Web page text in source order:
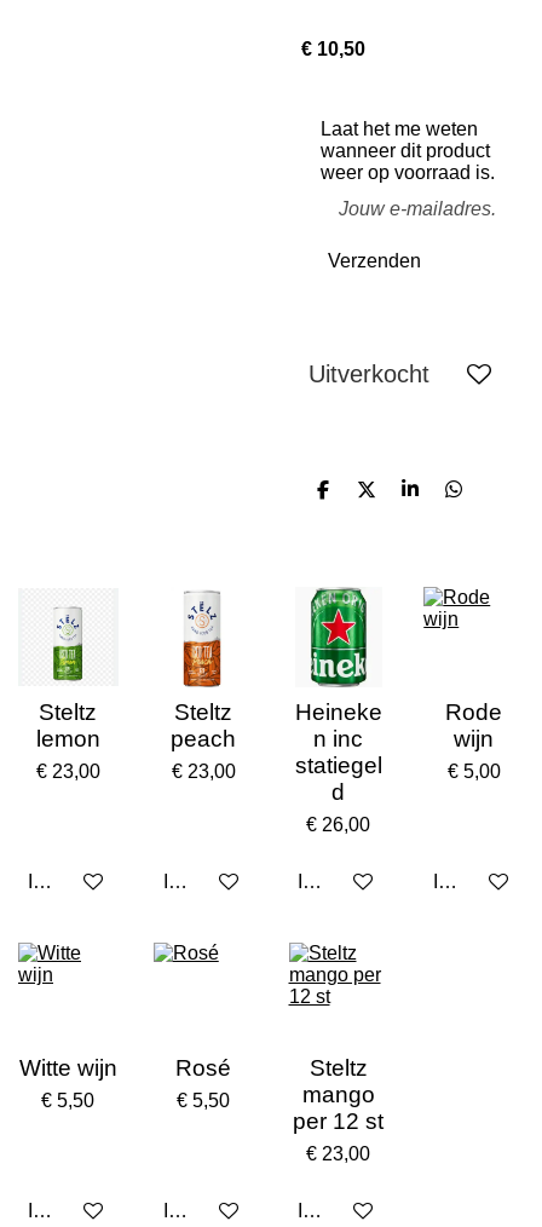
€ 10,50
Laat het me weten
wanneer dit product
weer op voorraad is.
Verzenden
Uitverkocht
D
D
S
D
Steltz
lemon
€ 23,00
In winkelwagen
Steltz
peach
€ 23,00
In winkelwagen
Heineke
n inc
statiegel
d
€ 26,00
In winkelwagen
Rode
wijn
€ 5,00
In
Witte wijn
€ 5,50
In winkelwagen
Rosé
€ 5,50
In winkelwagen
Steltz
mango
per 12 st
€ 23,00
In winkelwagen